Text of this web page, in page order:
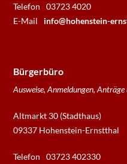
Telefon
03723 4020
E-Mail
info@hohenstein-
Bürgerbüro
Ausweise, Anmeldungen, Anträge
Altmarkt 30 (Stadthaus)
09337 Hohenstein-Ernstthal
Telefon
03723 402330